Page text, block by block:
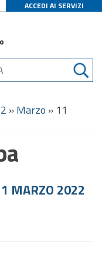
ACCEDI AI SERVIZI
»Marzo » 11
MARZO 2022